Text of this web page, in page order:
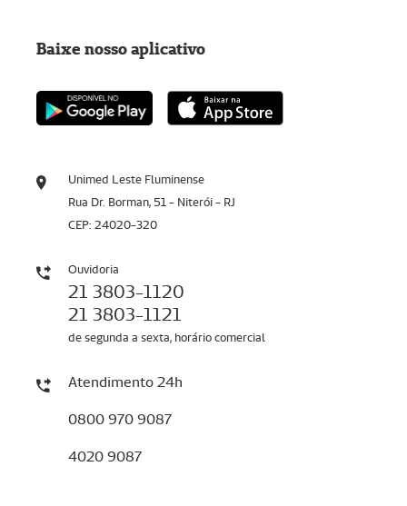
Unimed Leste Fluminense
Rua Dr. Borman, 51 - Niterói - RJ
CEP: 24020-320
Ouvidoria
21 3803-1120
21 3803-1121
de segunda a sexta, horário comercial
Atendimento 24h
0800 970 9087
4020 9087
Baixe nosso aplicativo